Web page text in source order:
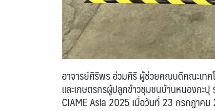
อาจารย์ศิริพร อ่วมศิริ ผู้ช่วยคณบดีคณะเทค
และเกษตรกรผู้ปลูกข้าวชุมชนบ้านหนองกะ
CIAME Asia 2025 เมื่อวันที่ 23 กรกฎา